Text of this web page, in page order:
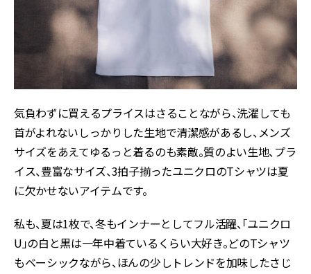
気負わずに買えるプライスはさることながら、洗濯しても
首がよれないしっかりした生地で清潔感があるし、メンズ
サイズをあえてゆるっと着るのも素敵。質のよい生地、プラ
イス、豊富なサイズ、3拍子揃ったユニクロのTシャツは夏
に欠かせないアイテムです。
私も、夏は1枚で、冬もインナーとしてフル活躍、「ユニクロ
U」の白と黒は一年中着ているくらい大好き。どのTシャツ
もベーシックながら、ほんの少しトレンドを加味したさじ